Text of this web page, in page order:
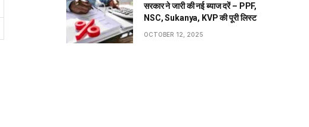
सरकार ने जारी की नई ब्याज दरें – PPF,
NSC, Sukanya, KVP की पूरी लिस्ट
OCTOBER 12, 2025